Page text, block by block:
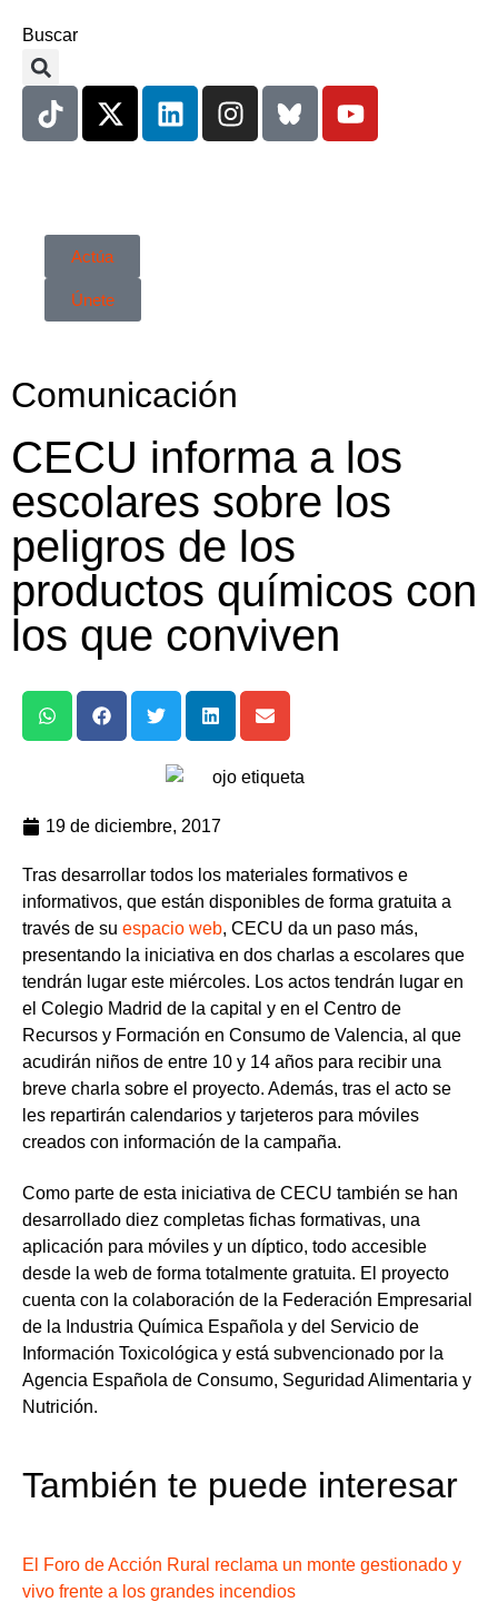
Buscar
Actúa
Únete
Comunicación
CECU informa a los
escolares sobre los
peligros de los
productos químicos con
los que conviven
19 de diciembre, 2017
Tras desarrollar todos los materiales formativos e
informativos, que están disponibles de forma gratuita a
través de su espacio web, CECU da un paso más,
presentando la iniciativa en dos charlas a escolares que
tendrán lugar este miércoles. Los actos tendrán lugar en
el Colegio Madrid de la capital y en el Centro de
Recursos y Formación en Consumo de Valencia, al que
acudirán niños de entre 10 y 14 años para recibir una
breve charla sobre el proyecto. Además, tras el acto se
les repartirán calendarios y tarjeteros para móviles
creados con información de la campaña.
Como parte de esta iniciativa de CECU también se han
desarrollado diez completas fichas formativas, una
aplicación para móviles y un díptico, todo accesible
desde la web de forma totalmente gratuita. El proyecto
cuenta con la colaboración de la Federación Empresarial
de la Industria Química Española y del Servicio de
Información Toxicológica y está subvencionado por la
Agencia Española de Consumo, Seguridad Alimentaria y
Nutrición.
También te puede interesar
El Foro de Acción Rural reclama un monte gestionado y
vivo frente a los grandes incendios